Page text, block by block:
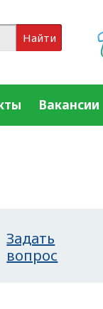
Найти
Вакансии
Задать
вопрос